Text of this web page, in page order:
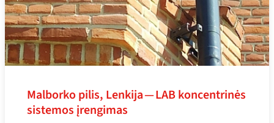
Malborko pilis, Lenkija — LAB koncentrinės
sistemos įrengimas